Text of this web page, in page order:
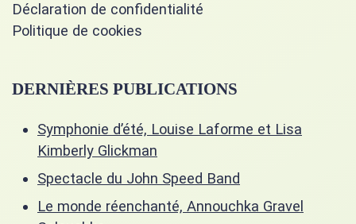
Déclaration de confidentialité
Politique de cookies
DERNIÈRES PUBLICATIONS
Symphonie d’été, Louise Laforme et Lisa
Kimberly Glickman
Spectacle du John Speed Band
Le monde réenchanté, Annouchka Gravel